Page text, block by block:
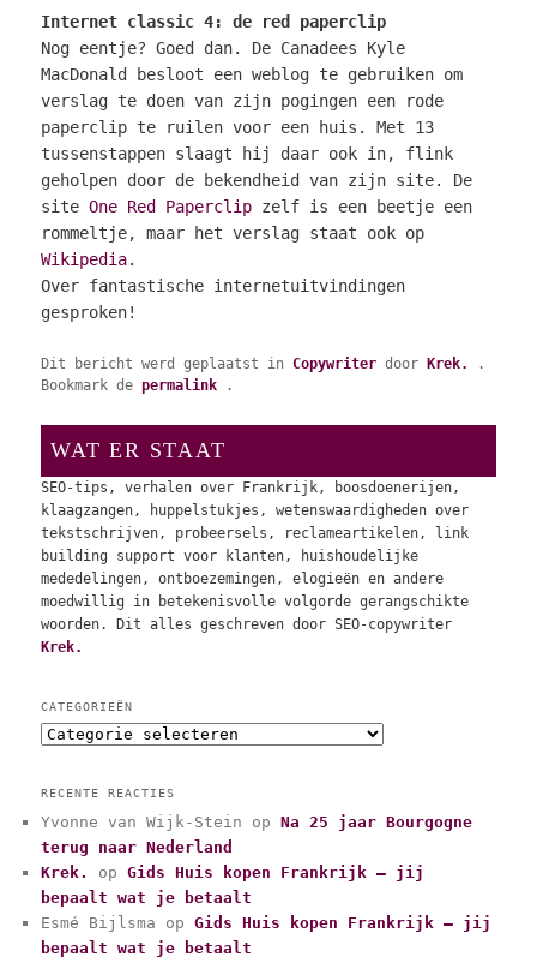
Internet classic 4: de red paperclip
Nog eentje? Goed dan. De Canadees Kyle
MacDonald besloot een weblog te gebruiken om
verslag te doen van zijn pogingen een rode
paperclip te ruilen voor een huis. Met 13
tussenstappen slaagt hij daar ook in, flink
geholpen door de bekendheid van zijn site. De
siteOne Red Paperclip zelf is een beetje een
rommeltje, maar het verslag staat ook op
Wikipedia.
Over fantastische internetuitvindingen
gesproken!
Dit bericht werd geplaatst inCopywriter door Krek.
.
Bookmark depermalink .
WAT ER STAAT
SEO-tips, verhalen over Frankrijk, boosdoenerijen,
klaagzangen, huppelstukjes, wetenswaardigheden over
tekstschrijven, probeersels, reclameartikelen, link
building support voor klanten, huishoudelijke
mededelingen, ontboezemingen, elogieën en andere
moedwillig in betekenisvolle volgorde gerangschikte
woorden. Dit alles geschreven door SEO-copywriter
Krek.
CATEGORIEËN
C
e
g
o
r
i
e
ë
RECENTE REACTIES
Yvonne van Wijk-Stein opNa 25 jaar Bourgogne
terug naar Nederland
Krek.
opGids Huis kopen Frankrijk – jij
bepaalt wat je betaalt
Esmé Bijlsma opGids Huis kopen Frankrijk – jij
bepaalt wat je betaalt